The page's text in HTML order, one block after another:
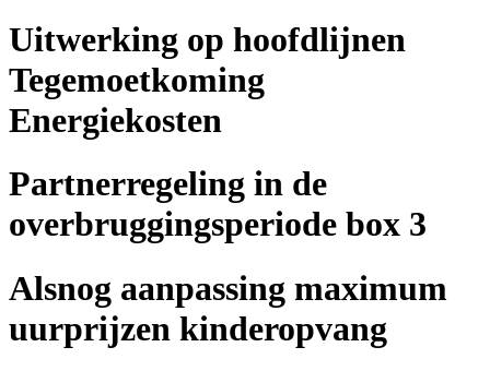
Uitwerking op hoofdlijnen
Tegemoetkoming
Energiekosten
Partnerregeling in de
overbruggingsperiode box 3
Alsnog aanpassing maximum
uurprijzen kinderopvang